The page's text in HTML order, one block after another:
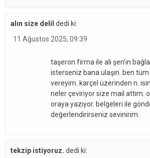
alın size delil dedi ki:
11 Ağustos 2025, 09:39
taşeron firma ile ali şen’in
isterseniz bana ulaşın. ben
vereyim. karçel üzerinden n.
neler çeviriyor size mail attım.
oraya yazıyor. belgeleri ile
değerlendirirseniz sevinirim.
tekzip istiyoruz. dedi ki: